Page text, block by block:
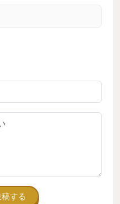
ソ」と検索かけよう
いるかも・・・
ゃった人がもしいた
ション33を遊んで欲
の展開あるし。
する